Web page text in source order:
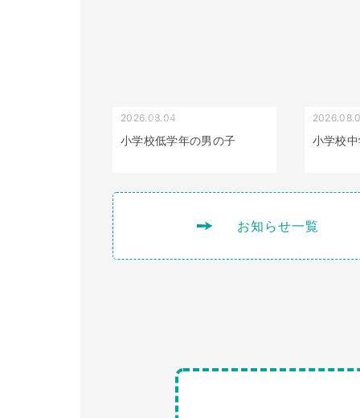
受け口（しゃくれている）
2026.08.04
小学校低学年の男の子 小学校
お知らせ一覧